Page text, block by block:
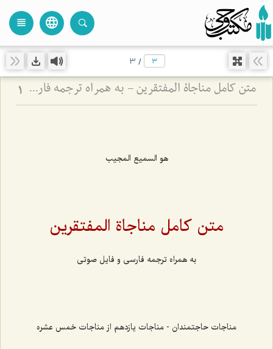
language
view_headline
/
3
متن کامل مناجاة المفتقرين - به همراه ترجمه فارسی و فایل صوتی 1
هو السمیع المجیب
متن کامل مناجاة المفتقرين
به همراه ترجمه فارسی و فایل صوتی
مناجات حاجتمندان - مناجات یازدهم از مناجات خمس عشره